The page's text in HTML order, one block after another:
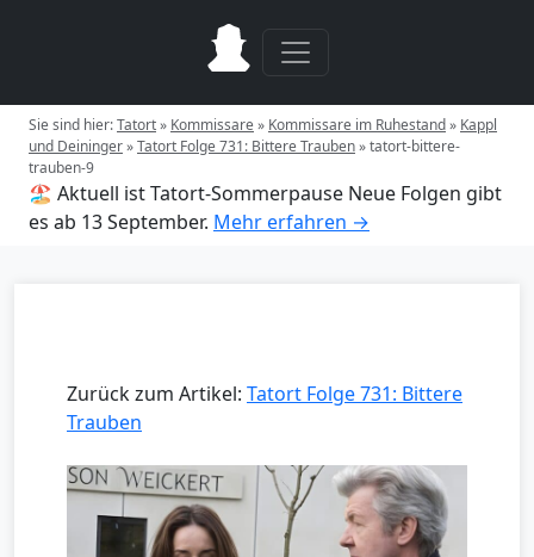
Sie sind hier:Tatort» Kommissare» Kommissare im Ruhestand» Kappl
und Deininger»Tatort Folge 731: Bittere Trauben»tatort-bittere-
trauben-9
🏖️ Aktuell ist Tatort-Sommerpause Neue Folgen gibt
es ab 13 September. Mehr erfahren →
Zurück zum Artikel: Tatort Folge 731: Bittere
Trauben